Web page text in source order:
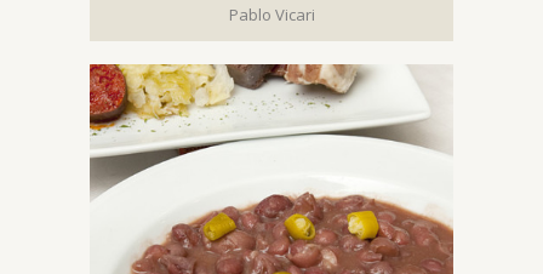
Pablo Vicari